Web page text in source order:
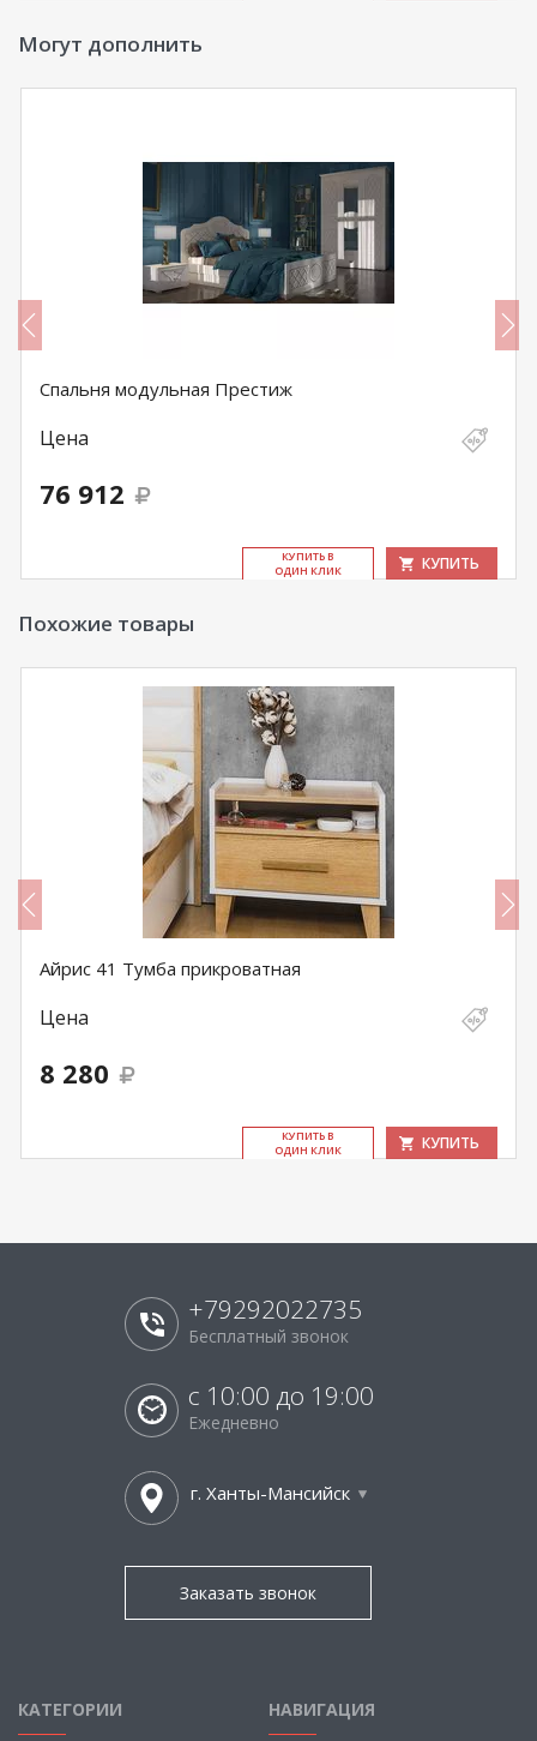
Могут дополнить
Спальня модульная Престиж
Цена
76 912
КУ­ПИТЬ В
ОДИН КЛИК
КУПИТЬ
Похожие товары
Айрис 41 Тумба прикроватная
Цена
8 280
КУ­ПИТЬ В
ОДИН КЛИК
КУПИТЬ
+79292022735
Бесплатный звонок
с 10:00 до 19:00
Ежедневно
г. Ханты-Мансийск
Заказать звонок
КАТЕГОРИИ НАВИГАЦИЯ